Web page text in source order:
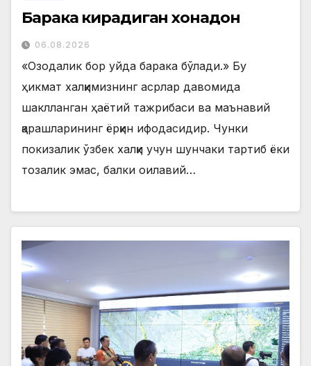
Барака кирадиган хонадон
06.08.2026
«Озодалик бор уйда барака бўлади.» Бу
ҳикмат халқимизнинг асрлар давомида
шаклланган ҳаётий тажрибаси ва маънавий
қарашларининг ёрқин ифодасидир. Чунки
покизалик ўзбек халқи учун шунчаки тартиб ёки
тозалик эмас, балки оилавий…